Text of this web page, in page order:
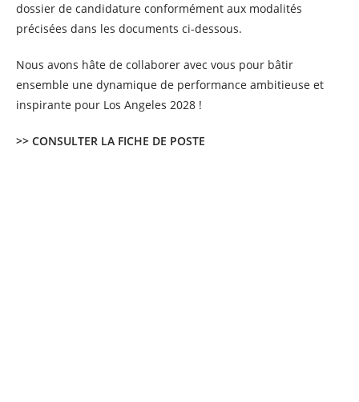
dossier de candidature conformément aux modalités
précisées dans les documents ci-dessous.
Nous avons hâte de collaborer avec vous pour bâtir
ensemble une dynamique de performance ambitieuse et
inspirante pour Los Angeles 2028 !
>> CONSULTER LA FICHE DE POSTE